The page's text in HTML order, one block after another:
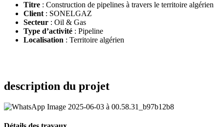
Titre : Construction de pipelines à travers le territoire algérien
Client : SONELGAZ
Secteur : Oil & Gas
Type d’activité : Pipeline
Localisation : Territoire algérien
description du projet